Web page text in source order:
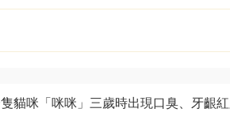
貓咪「咪咪」三歲時出現口臭、牙齦